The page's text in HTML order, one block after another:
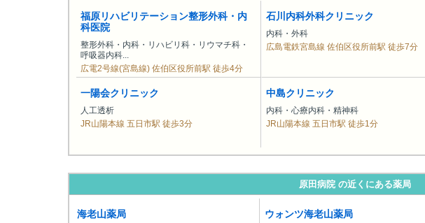
福原リハビリテーション整形外科・内
科医院
整形外科・内科・リハビリ科・リウマチ科・
呼吸器内科...
広電2号線(宮島線) 佐伯区役所前駅 徒歩4分
石川内科外科クリニック
内科・外科
広島電鉄宮島線 佐伯区役所前駅 徒歩7分
一陽会クリニック
人工透析
JR山陽本線 五日市駅 徒歩3分
中島クリニック
内科・心療内科・精神科
JR山陽本線 五日市駅 徒歩1分
原田病院 の近くにある薬局
海老山薬局 ウォンツ海老山薬局